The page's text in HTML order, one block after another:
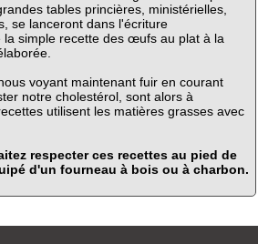
tables princières, ministérielles,
se lanceront dans l'écriture
la simple recette des œufs au plat à la
voyant maintenant fuir en courant
notre cholestérol, sont alors à
utilisent les matières grasses avec
respecter ces recettes au pied de
d'un fourneau à bois ou à charbon.